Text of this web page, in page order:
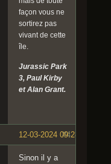
façon vous ne
sortirez pas
vivant de cette
île.
Jurassic Park
3, Paul Kirby
et Alan Grant.
#4
12-03-2024 09:28:28
Sinon il y a